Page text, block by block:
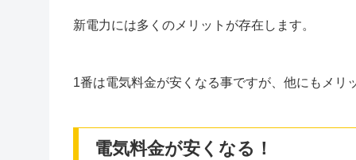
新電力には多くのメリットが存在します。
1番は電気料金が安くなる事ですが、他にもメリ
電気料金が安くなる！